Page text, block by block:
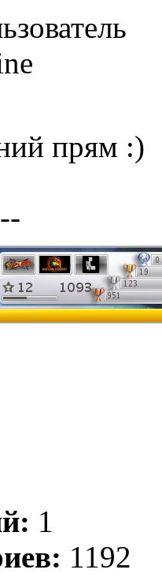
прям :)
1
1192